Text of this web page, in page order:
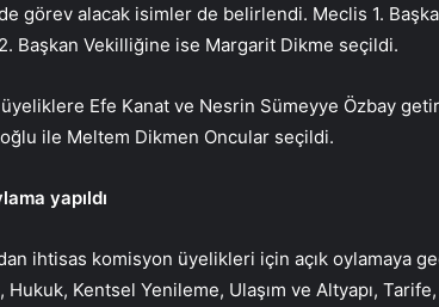
görev alacak isimler de belirlendi. Meclis 1.
Başkan Vekilliğine ise Margarit Dikme seçildi.
Efe Kanat ve Nesrin Sümeyye Özbay
ile Meltem Dikmen Oncular seçildi.
yapıldı
ihtisas komisyon üyelikleri için açık oylamaya
Hukuk, Kentsel Yenileme, Ulaşım ve Altyapı,